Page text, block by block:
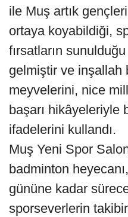
ile Muş artık
ortaya koyabildiği,
fırsatların
gelmiştir ve inşallah
meyvelerini, nice
başarı hikâyeleriyle
ifadelerini kullandı.
Muş Yeni Spor
badminton
gününe kadar
sporseverlerin